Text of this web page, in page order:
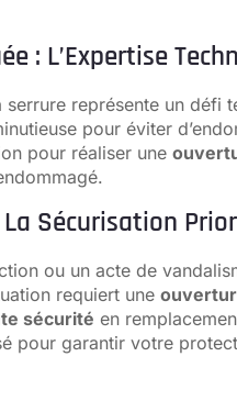
: L’Expertise
représente un défi
pour éviter
pour réaliser une
Sécurisation
ou un acte de
requiert une
sécurité en
pour garantir votre